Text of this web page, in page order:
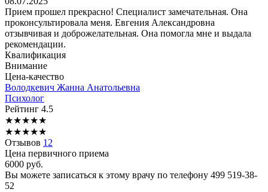
Прием прошел прекрасно! Специалист замечательная. Она
проконсультировала меня. Евгения Александровна
отзывчивая и доброжелательная. Она помогла мне и выдала
рекомендации.
Квалификация
Внимание
Цена-качество
Володкевич Жанна Анатольевна
Психолог
Рейтинг 4.5
★★★★★
★★★★★
Отзывов 12
Цена первичного приема
6000 руб.
Вы можете записаться к этому врачу по телефону 499 519-38-
52